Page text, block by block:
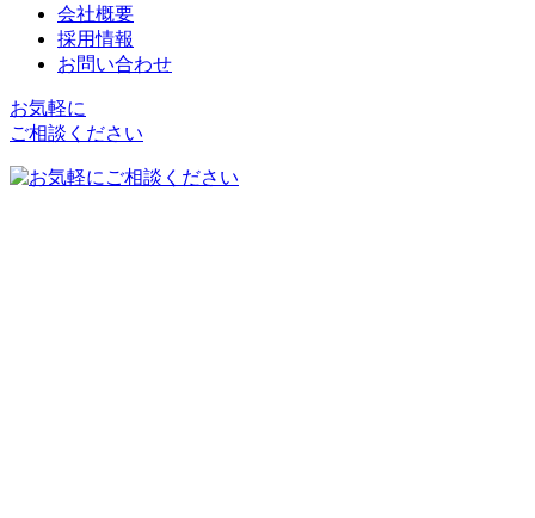
会社概要
採用情報
お問い合わせ
お気軽に
ご相談ください